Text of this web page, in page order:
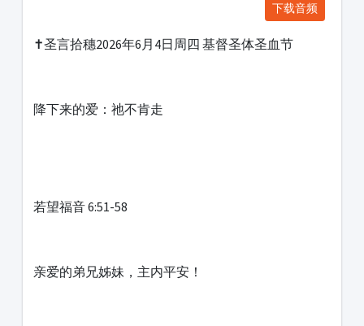
下载音频
✝️圣言拾穗2026年6月4日周四 基督圣体圣血节
降下来的爱：祂不肯走
若望福音 6:51-58
亲爱的弟兄姊妹，主内平安！